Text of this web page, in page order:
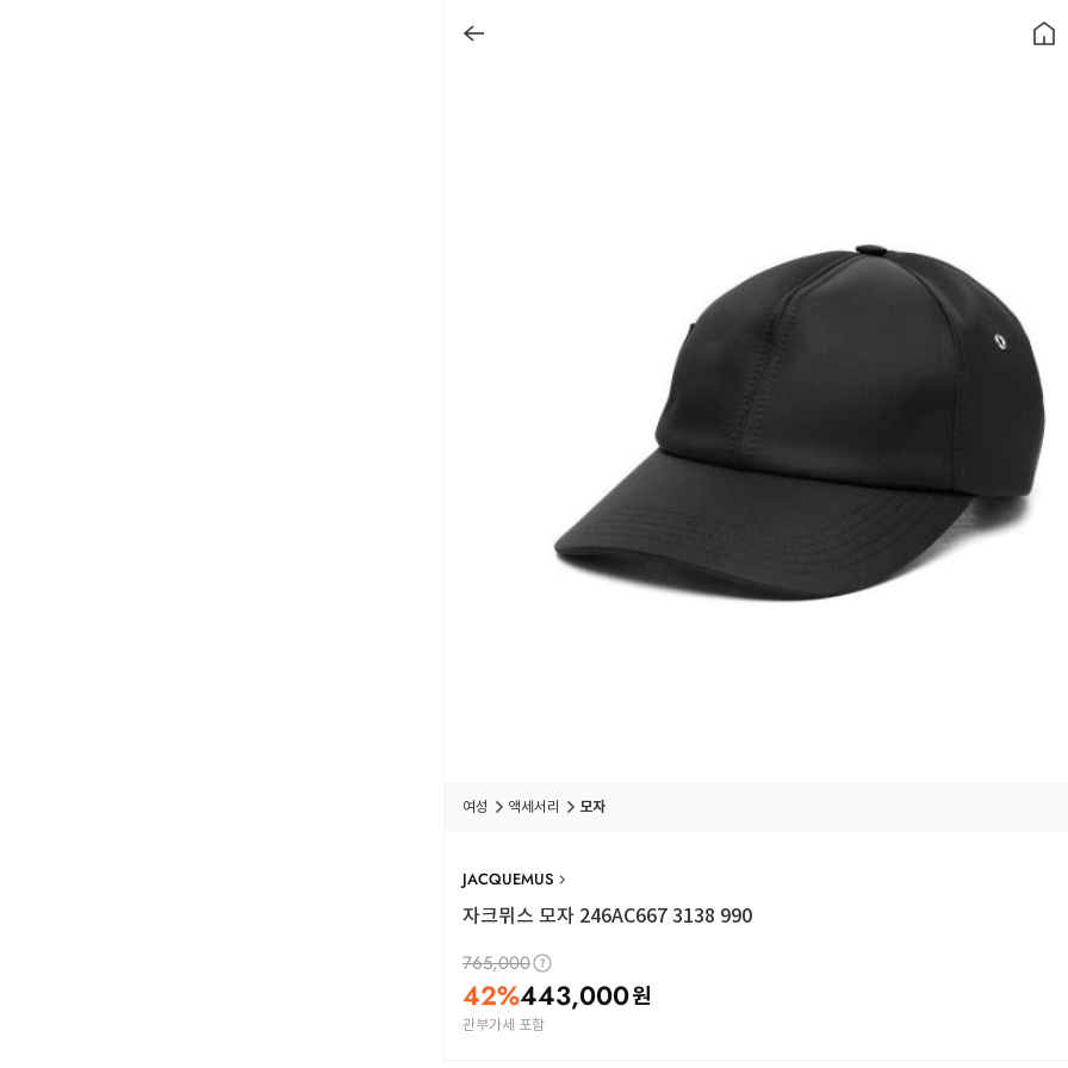
여성 액세서리 모자
JACQUEMUS
자크뮈스 모자 246AC667 3138 990
765,000
42%443,000원
관부가세 포함